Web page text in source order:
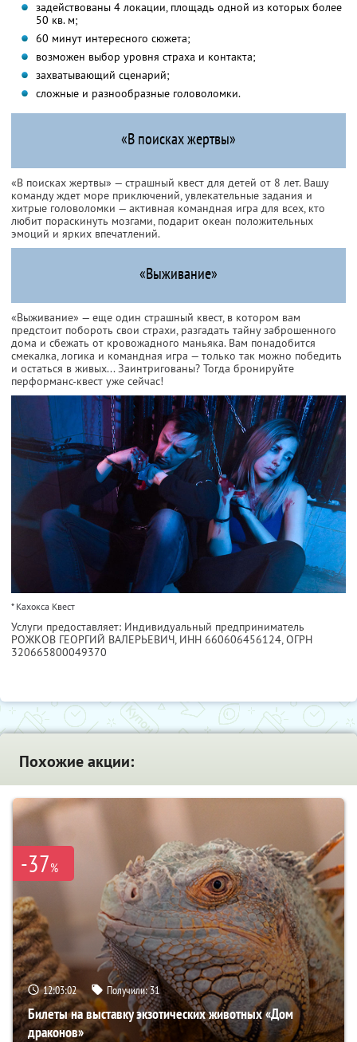
задействованы 4 локации, площадь одной из которых более
50 кв. м;
60 минут интересного сюжета;
возможен выбор уровня страха и контакта;
захватывающий сценарий;
сложные и разнообразные головоломки.
«В поисках жертвы»
«В поисках жертвы» — страшный квест для детей от 8 лет. Вашу
команду ждет море приключений, увлекательные задания и
хитрые головоломки — активная командная игра для всех, кто
любит пораскинуть мозгами, подарит океан положительных
эмоций и ярких впечатлений.
«Выживание»
«Выживание» — еще один страшный квест, в котором вам
предстоит побороть свои страхи, разгадать тайну заброшенного
дома и сбежать от кровожадного маньяка. Вам понадобится
смекалка, логика и командная игра — только так можно победить
и остаться в живых... Заинтригованы? Тогда бронируйте
перформанс-квест уже сейчас!
* Кахокса Квест
Услуги предоставляет: Индивидуальный предприниматель
РОЖКОВ ГЕОРГИЙ ВАЛЕРЬЕВИЧ, ИНН 660606456124, ОГРН
320665800049370
Похожие акции:
-37%
12:03:01 Получили:31
Билеты на выставку экзотических животных «Дом
драконов»